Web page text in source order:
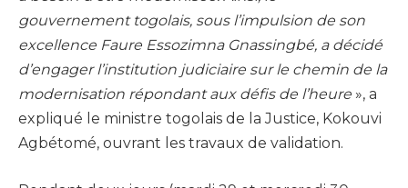
gouvernement togolais, sous l’impulsion de son
excellence Faure Essozimna Gnassingbé, a décidé
d’engager l’institution judiciaire sur le chemin de la
modernisation répondant aux défis de l’heure », a
expliqué le ministre togolais de la Justice, Kokouvi
Agbétomé, ouvrant les travaux de validation.